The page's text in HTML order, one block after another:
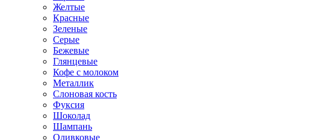
Желтые
Красные
Зеленые
Серые
Бежевые
Глянцевые
Кофе с молоком
Металлик
Слоновая кость
Фуксия
Шоколад
Шампань
Оливковые